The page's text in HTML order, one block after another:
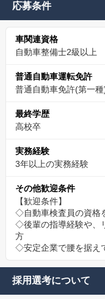
応募条件
車関連資格
自動車整備士2級以上
普通自動車運転免許
普通自動車免許(第一種
最終学歴
高校卒
実務経験
3年以上の実務経験
その他歓迎条件
【歓迎条件】
◇自動車検査員の資格
◇後輩の指導経験や、
方
◇安定企業で腰を据え
採用選考について